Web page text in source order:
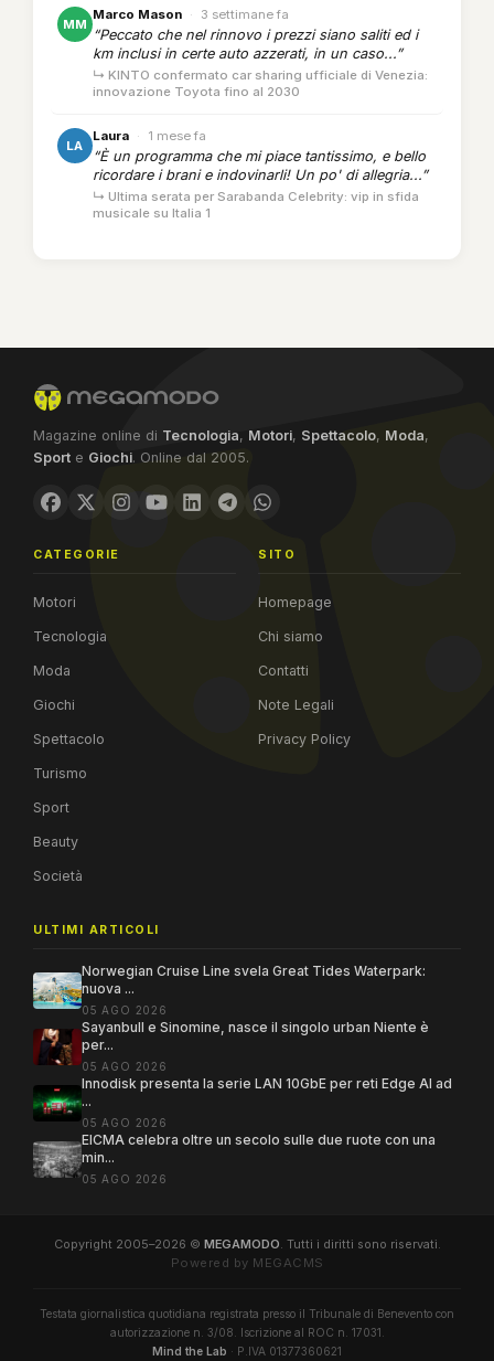
MM
Marco Mason · 3 settimane fa
“Peccato che nel rinnovo i prezzi siano saliti ed i
km inclusi in certe auto azzerati, in un caso...”
↳ KINTO confermato car sharing ufficiale di Venezia:
innovazione Toyota fino al 2030
LA
Laura · 1 mese fa
“È un programma che mi piace tantissimo, e bello
ricordare i brani e indovinarli! Un po' di allegria...”
↳ Ultima serata per Sarabanda Celebrity: vip in sfida
musicale su Italia 1
Magazine online di Tecnologia, Motori, Spettacolo, Moda,
Sport e Giochi. Online dal 2005.
CATEGORIE
Motori
Tecnologia
Moda
Giochi
Spettacolo
Turismo
Sport
Beauty
Società
SITO
Homepage
Chi siamo
Contatti
Note Legali
Privacy Policy
ULTIMI ARTICOLI
Norwegian Cruise Line svela Great Tides Waterpark:
nuova ...
05 AGO 2026
Sayanbull e Sinomine, nasce il singolo urban Niente è
per...
05 AGO 2026
Innodisk presenta la serie LAN 10GbE per reti Edge AI ad
...
05 AGO 2026
EICMA celebra oltre un secolo sulle due ruote con una
min...
05 AGO 2026
Copyright 2005–2026 © MEGAMODO. Tutti i diritti sono riservati.
Powered by MEGACMS
Testata giornalistica quotidiana registrata presso il Tribunale di Benevento con
autorizzazione n. 3/08. Iscrizione al ROC n. 17031.
Mind the Lab · P.IVA 01377360621